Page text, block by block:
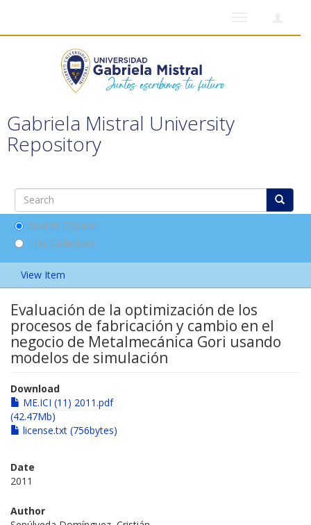
Gabriela Mistral University
Repository
Search DSpace
This Collection
View Item
Evaluación de la optimización de los
procesos de fabricación y cambio en el
negocio de Metalmecánica Gori usando
modelos de simulación
Download
ME.ICI (11) 2011.pdf
(42.47Mb)
license.txt (756bytes)
Date
2011
Author